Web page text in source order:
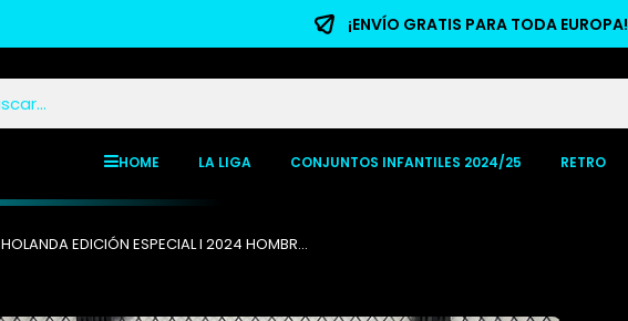
¡ENVÍO GRATIS PARA TODA EUROPA!
HOME LA LIGA CONJUNTOS INFANTILES 2024/25 RETRO
HOLANDA EDICIÓN ESPECIAL I 2024 HOMBR...